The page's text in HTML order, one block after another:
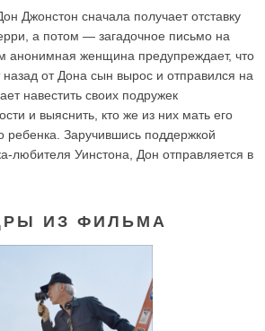
Джонстон сначала получает отставку
а потом — загадочное письмо на
анонимная женщина предупреждает, что
назад от Дона сын вырос и отправился на
навестить своих подружек
и выяснить, кто же из них мать его
ребенка. Заручившись поддержкой
любителя Уинстона, Дон отправляется в
ИЗ ФИЛЬМА